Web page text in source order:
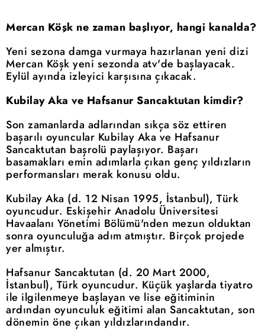
Mercan Köşk ne zaman başlıyor, hangi kanalda?
Yeni sezona damga vurmaya hazırlanan yeni dizi
Mercan Köşk yeni sezonda atv'de başlayacak.
Eylül ayında izleyici karşısına çıkacak.
Kubilay Aka ve Hafsanur Sancaktutan kimdir?
Son zamanlarda adlarından sıkça söz ettiren
başarılı oyuncular Kubilay Aka ve Hafsanur
Sancaktutan başrolü paylaşıyor. Başarı
basamakları emin adımlarla çıkan genç yıldızların
performansları merak konusu oldu.
Kubilay Aka (d. 12 Nisan 1995, İstanbul), Türk
oyuncudur. Eskişehir Anadolu Üniversitesi
Havaalanı Yönetimi Bölümü'nden mezun olduktan
sonra oyunculuğa adım atmıştır. Birçok projede
yer almıştır.
Hafsanur Sancaktutan (d. 20 Mart 2000,
İstanbul), Türk oyuncudur. Küçük yaşlarda tiyatro
ile ilgilenmeye başlayan ve lise eğitiminin
ardından oyunculuk eğitimi alan Sancaktutan, son
dönemin öne çıkan yıldızlarındandır.